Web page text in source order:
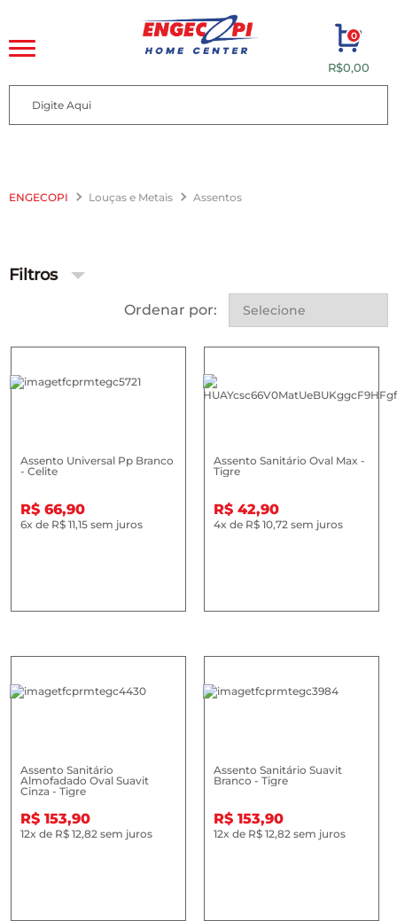
0
R$0,00
ENGECOPI Louças e Metais Assentos
Filtros
Ordenar por:
Assento Universal Pp Branco
- Celite
R$ 66,90
6x de R$ 11,15 sem juros
Assento Sanitário Oval Max -
Tigre
R$ 42,90
4x de R$ 10,72 sem juros
Assento Sanitário
Almofadado Oval Suavit
Cinza - Tigre
R$ 153,90
12x de R$ 12,82 sem juros
Assento Sanitário Suavit
Branco - Tigre
R$ 153,90
12x de R$ 12,82 sem juros